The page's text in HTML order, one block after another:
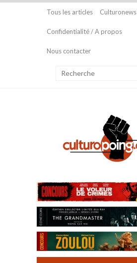
Tous les articles Culturonews
Confidentialité / A propos
Nous contacter